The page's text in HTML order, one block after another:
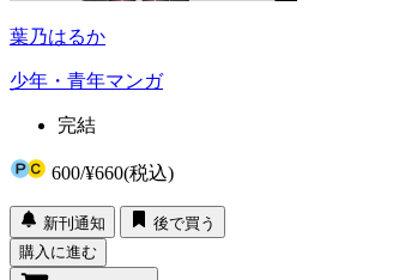
葉乃はるか
少年・青年マンガ
完結
600/¥660(税込)
新刊通知
後で買う
購入に進む